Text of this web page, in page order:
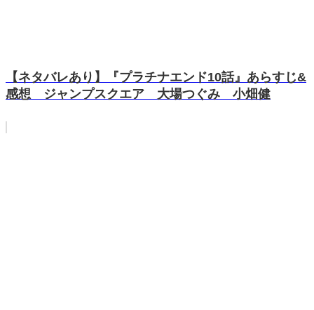
【ネタバレあり】『プラチナエンド10話』あらすじ&
感想 ジャンプスクエア 大場つぐみ 小畑健